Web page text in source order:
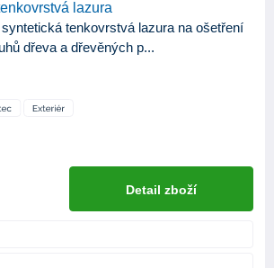
lazura
tenkovrstvá lazura na ošetření
dřeva a dřevěných p...
Detail zboží